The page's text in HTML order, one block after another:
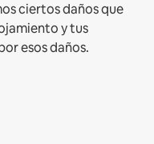
ciertos daños que
y tus
esos daños.